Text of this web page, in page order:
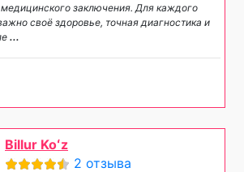
заключения. Для каждого
своё здоровье, точная диагностика и
...
Billur Koʻz
2 отзыва